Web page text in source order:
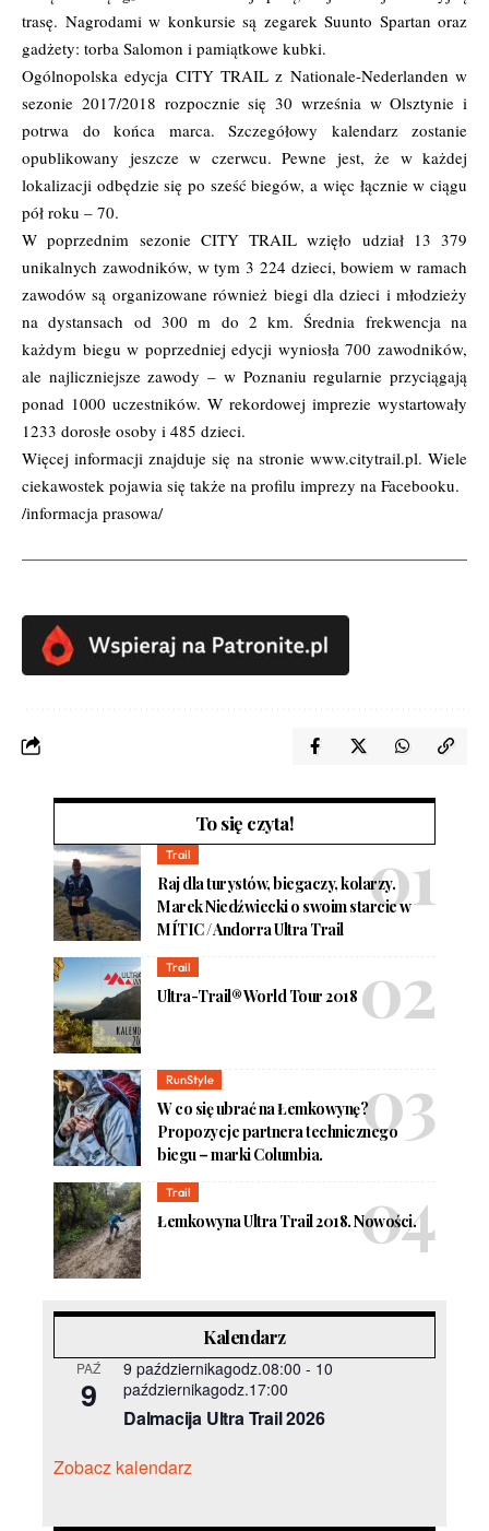
trasę. Nagrodami w konkursie są zegarek Suunto Spartan oraz
gadżety: torba Salomon i pamiątkowe kubki.
Ogólnopolska edycja CITY TRAIL z Nationale-Nederlanden w
sezonie 2017/2018 rozpocznie się 30 września w Olsztynie i
potrwa do końca marca. Szczegółowy kalendarz zostanie
opublikowany jeszcze w czerwcu. Pewne jest, że w każdej
lokalizacji odbędzie się po sześć biegów, a więc łącznie w ciągu
pół roku – 70.
W poprzednim sezonie CITY TRAIL wzięło udział 13 379
unikalnych zawodników, w tym 3 224 dzieci, bowiem w ramach
zawodów są organizowane również biegi dla dzieci i młodzieży
na dystansach od 300 m do 2 km. Średnia frekwencja na
każdym biegu w poprzedniej edycji wyniosła 700 zawodników,
ale najliczniejsze zawody – w Poznaniu regularnie przyciągają
ponad 1000 uczestników. W rekordowej imprezie wystartowały
1233 dorosłe osoby i 485 dzieci.
Więcej informacji znajduje się na stronie www.citytrail.pl. Wiele
ciekawostek pojawia się także na profilu imprezy na Facebooku.
/informacja prasowa/
To się czyta!
Trail
Raj dla turystów, biegaczy, kolarzy.
Marek Niedźwiecki o swoim starcie w
MÍTIC / Andorra Ultra Trail
Trail
Ultra-Trail® World Tour 2018
RunStyle
W co się ubrać na Łemkowynę?
Propozycje partnera technicznego
biegu – marki Columbia.
Trail
Łemkowyna Ultra Trail 2018. Nowości.
Kalendarz
PAŹ
9
9 październikagodz.08:00 - 10
październikagodz.17:00
Dalmacija Ultra Trail 2026
Zobacz kalendarz